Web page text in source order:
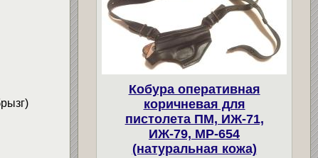
Кобура оперативная
коричневая для
пистолета ПМ, ИЖ-71,
ИЖ-79, МР-654
(натуральная кожа)